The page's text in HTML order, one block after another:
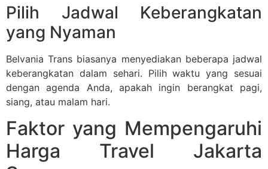
Pilih Jadwal Keberangkatan
yang Nyaman
Belvania Trans biasanya menyediakan beberapa jadwal
keberangkatan dalam sehari. Pilih waktu yang sesuai
dengan agenda Anda, apakah ingin berangkat pagi,
siang, atau malam hari.
Faktor yang Mempengaruhi
Harga Travel Jakarta